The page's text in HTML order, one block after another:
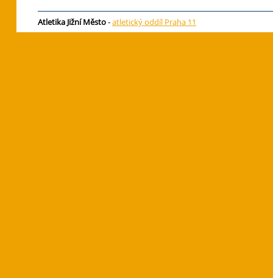
Atletika Jižní Město-atletický oddíl Praha 11